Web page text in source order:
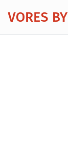
VORES BY